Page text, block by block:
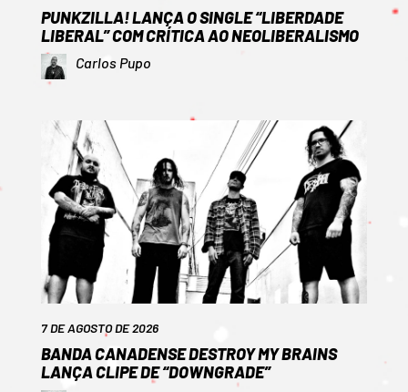
PUNKZILLA! LANÇA O SINGLE “LIBERDADE
LIBERAL” COM CRÍTICA AO NEOLIBERALISMO
Carlos Pupo
7 DE AGOSTO DE 2026
BANDA CANADENSE DESTROY MY BRAINS
LANÇA CLIPE DE “DOWNGRADE”